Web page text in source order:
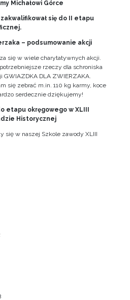
Michałowi Górce
zakwalifikował się do II etapu
– podsumowanie akcji
się w wiele charytatywnych akcji.
rzeczy dla schroniska
GWIAZDKA DLA ZWIERZAKA.
się zebrać m.in. 110 kg karmy, koce
serdecznie dziękujemy!
etapu okręgowego w XLIII
Historycznej
się w naszej Szkole zawody XLIII